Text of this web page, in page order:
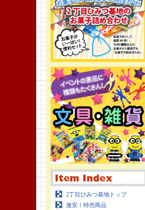
2丁目ひみつ基地トップ
激安！特売商品